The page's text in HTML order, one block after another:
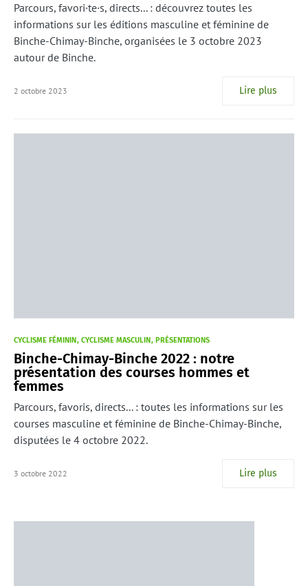
Parcours, favori·te·s, directs... : découvrez toutes les
informations sur les éditions masculine et féminine de
Binche-Chimay-Binche, organisées le 3 octobre 2023
autour de Binche.
2 octobre 2023 Lire plus
CYCLISME FÉMININ CYCLISME MASCULIN PRÉSENTATIONS
Binche-Chimay-Binche 2022 : notre
présentation des courses hommes et
femmes
Parcours, favoris, directs... : toutes les informations sur les
courses masculine et féminine de Binche-Chimay-Binche,
disputées le 4 octobre 2022.
3 octobre 2022 Lire plus